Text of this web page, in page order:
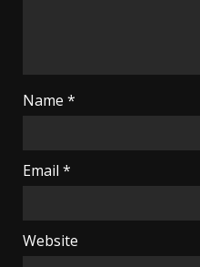
Name *
Email *
Website